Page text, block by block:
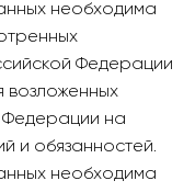
необходима
Федерации
возложенных
Федерации на
и обязанностей.
необходима